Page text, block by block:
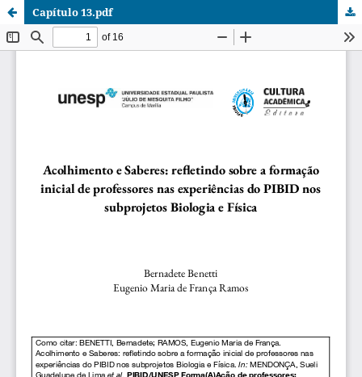
Capítulo 13.pdf